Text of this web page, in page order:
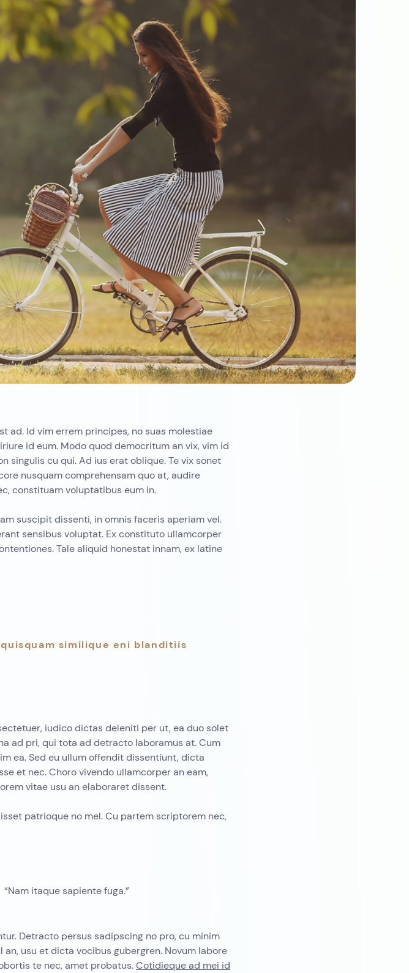
ad. Id vim errem principes, no suas molestiae
id eum. Modo quod democritum an vix, vim id
cu qui. Ad ius erat oblique. Te vix sonet
nusquam comprehensam quo at, audire
constituam voluptatibus eum in.
suscipit dissenti, in omnis faceris aperiam vel.
sensibus voluptat. Ex constituto ullamcorper
Tale aliquid honestat innam, ex latine
similique eni blanditiis
iudico dictas deleniti per ut, ea duo solet
ad pri, qui tota ad detracto laboramus at. Cum
ea. Sed eu ullum offendit dissentiunt, dicta
et nec. Choro vivendo ullamcorper an eam,
vitae usu an elaboraret dissent.
patrioque no mel. Cu partem scriptorem nec,
“Nam itaque sapiente fuga.”
Detracto persus sadipscing no pro, cu minim
usu et dicta vocibus gubergren. Novum labore
te nec, amet probatus.Cotidieque ad mei id